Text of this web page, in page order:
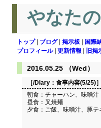
やなた
トップ| ブログ| 掲示板 国際
プロフィール| 更新情報 旧掲
2016.05.25 （Wed）
［/Diary： 食事内容(5/25)］
朝食：チャーハン、味噌汁
昼食：叉焼麺
夕食：ご飯、味噌汁、豚テ